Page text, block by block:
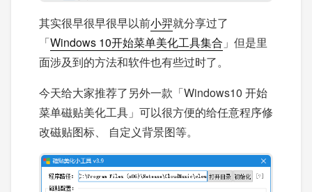
其实很早很早很早以前小羿就分享过了
「Windows 10开始菜单美化工具集合 」但是里
面涉及到的方法和软件也有些过时了。
今天给大家推荐了另外一款「Windows10 开始
菜单磁贴美化工具」可以很方便的给任意程序修
改磁贴图标、 自定义背景图等。